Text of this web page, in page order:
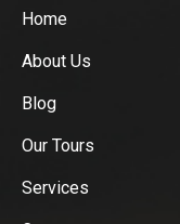
Home
About Us
Blog
Our Tours
Services